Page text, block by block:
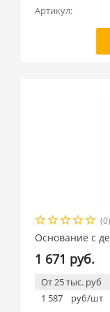
Артикул:
(0)
Основание с
1 671 руб.
От 25 тыс. руб
1 587
руб/шт